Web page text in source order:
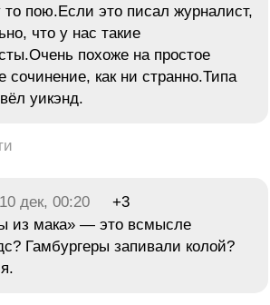
то пою.Если это писал журналист,
что у нас такие
похоже на простое
сочинение, как ни странно.Типа
уикэнд.
10 дек, 00:20
+3
из мака» — это всмысле
Гамбургеры запивали колой?